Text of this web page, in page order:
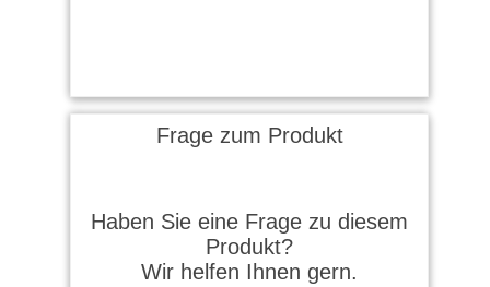
Frage zum Produkt
Haben Sie eine Frage zu diesem
Produkt?
Wir helfen Ihnen gern.